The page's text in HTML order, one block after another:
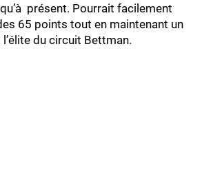
présent. Pourrait facilement
65 points tout en maintenant un
du circuit Bettman.